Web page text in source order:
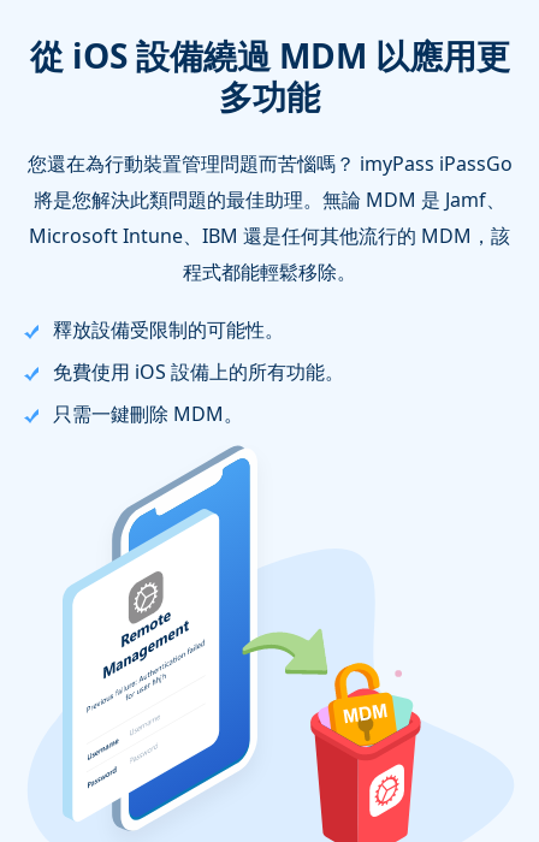
從 iOS 設備繞過 MDM 以應用更
多功能
您還在為行動裝置管理問題而苦惱嗎？ imyPass iPassGo
將是您解決此類問題的最佳助理。無論 MDM 是 Jamf、
Microsoft Intune、IBM 還是任何其他流行的 MDM，該
程式都能輕鬆移除。
釋放設備受限制的可能性。
免費使用 iOS 設備上的所有功能。
只需一鍵刪除 MDM。